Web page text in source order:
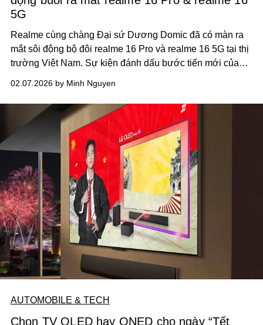
5G
Realme cùng chàng Đại sứ Dương Domic đã có màn ra
mắt sôi động bộ đôi realme 16 Pro và realme 16 5G tại thị
trường Việt Nam. Sự kiện đánh dấu bước tiến mới của
nghệ cao cấp đến gần hơn với người dùng trẻ.
02.07.2026 by Minh Nguyen
AUTOMOBILE & TECH
Chọn TV OLED hay QNED cho ngày “Tết